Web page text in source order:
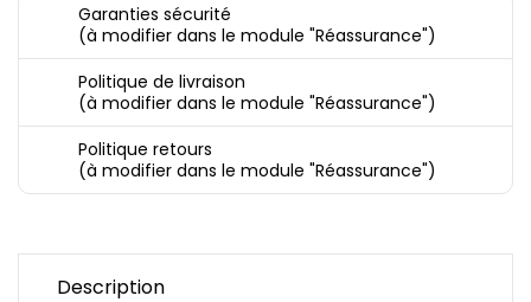
Garanties sécurité
(à modifier dans le module "Réassurance")
Politique de livraison
(à modifier dans le module "Réassurance")
Politique retours
(à modifier dans le module "Réassurance")
Description